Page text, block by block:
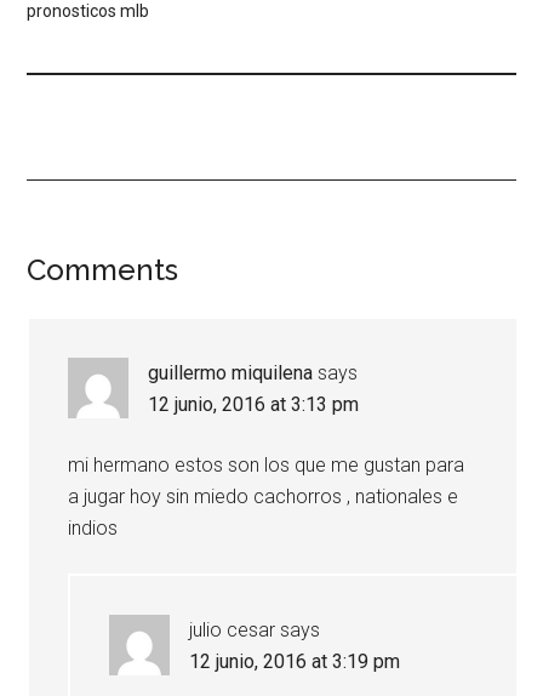
pronosticos mlb
Comments
guillermo miquilena says
12 junio, 2016 at 3:13 pm
mi hermano estos son los que me gustan para
a jugar hoy sin miedo cachorros , nationales e
indios
julio cesar says
12 junio, 2016 at 3:19 pm